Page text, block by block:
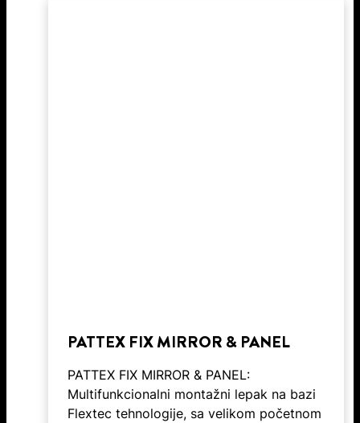
PATTEX FIX MIRROR & PANEL
PATTEX FIX MIRROR & PANEL:
Multifunkcionalni montažni lepak na bazi
Flextec tehnologije, sa velikom početnom